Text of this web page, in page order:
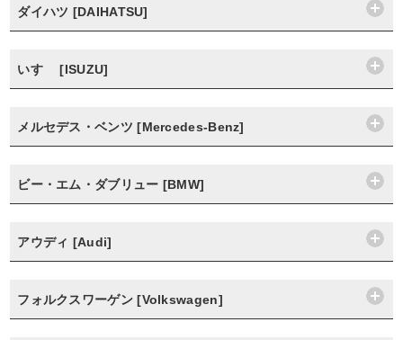
ダイハツ [DAIHATSU]
いすゞ [ISUZU]
メルセデス・ベンツ [Mercedes-Benz]
ビー・エム・ダブリュー [BMW]
アウディ [Audi]
フォルクスワーゲン [Volkswagen]